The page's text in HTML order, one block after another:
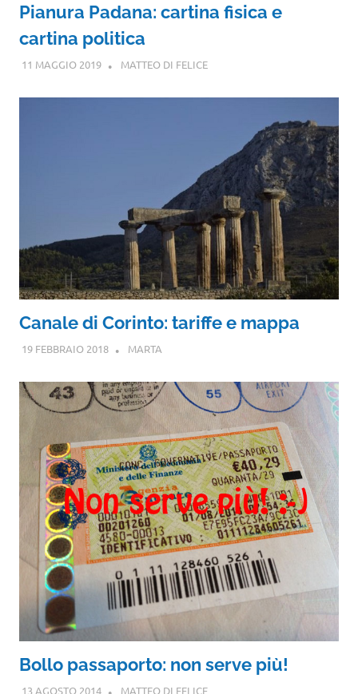
Pianura Padana: cartina fisica e
cartina politica
11 MAGGIO 2019 MATTEO DI FELICE
Canale di Corinto: tariffe e mappa
19 FEBBRAIO 2018 MARTA
Bollo passaporto: non serve più!
13 AGOSTO 2014 MATTEO DI FELICE